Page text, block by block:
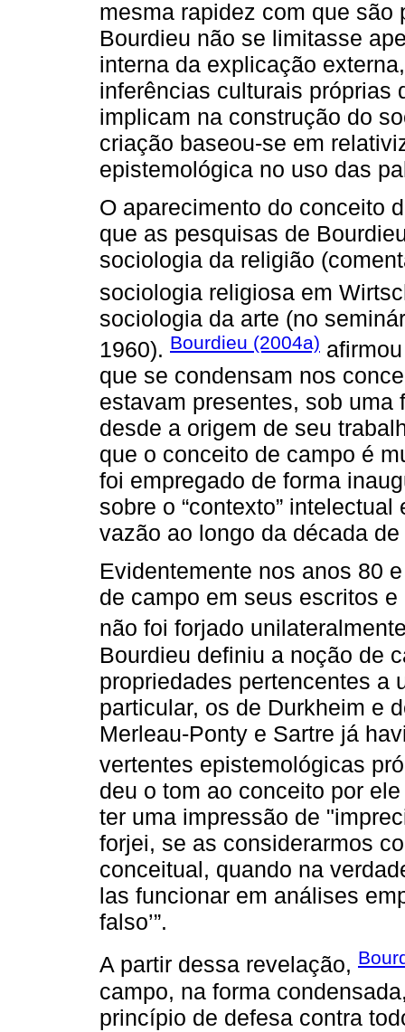
mesma rapidez com que
Bourdieu não se limitasse
interna da explicação
inferências culturais próprias
implicam na construção do
criação baseou-se em
epistemológica no uso das
O aparecimento do conceito
que as pesquisas de
sociologia da religião
sociologia religiosa em
sociologia da arte (no
1960). Bourdieu (2004a)
que se condensam nos
estavam presentes, sob uma
desde a origem de seu
que o conceito de campo é
foi empregado de forma
sobre o “contexto”
vazão ao longo da década
Evidentemente nos anos 80
de campo em seus escritos
não foi forjado
Bourdieu definiu a noção de
propriedades pertencentes a
particular, os de Durkheim e
Merleau-Ponty e Sartre já
vertentes epistemológicas
deu o tom ao conceito por
ter uma impressão de
forjei, se as considerarmos
conceitual, quando na
las funcionar em análises
falso’”.
A partir dessa revelação,
campo, na forma
princípio de defesa contra